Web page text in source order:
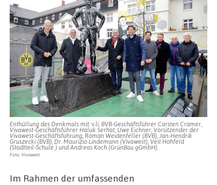
Enthüllung des Denkmals mit: v.li. BVB-Geschäftsführer Carsten Cramer,
Vivawest-Geschäftsführer Haluk Serhat, Uwe Eichner, Vorsitzender der
Vivawest-Geschäftsführung, Roman Weidenfeller (BVB), Jan-Hendrik
Gruszecki (BVB), Dr. Maurizio Lindemann (Vivawest), Veit Hohfeld
(Stadtteil-Schule ) und Andreas Koch (GrünBau gGmbH).
Foto: Vivawest
Im Rahmen der umfassenden